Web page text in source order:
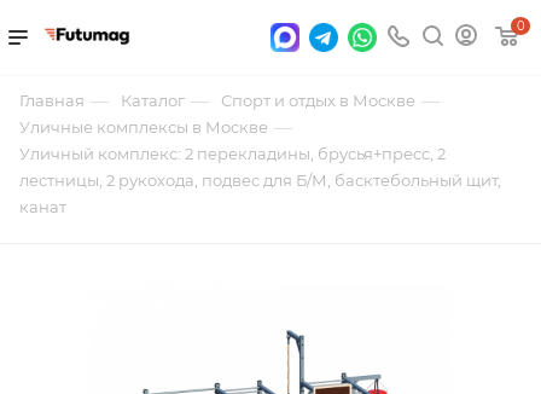
0
Главная — Каталог — Спорт и отдых в Москве —
Уличные комплексы в Москве —
Уличный комплекс: 2 перекладины, брусья+пресс, 2
лестницы, 2 рукохода, подвес для Б/М, басктебольный щит,
канат